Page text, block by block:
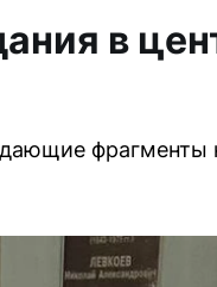
в
фрагменты